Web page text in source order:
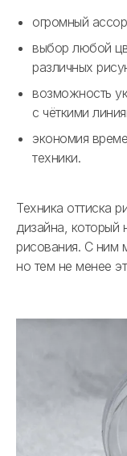
огромный
выбор любой
различных
возможность
с чёткими
экономия
техники.
Техника оттиска
дизайна, который
рисования. С ним
но тем не менее